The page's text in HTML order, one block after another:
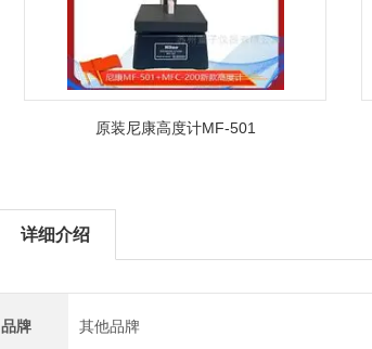
原装尼康高度计MF-501
详细介绍
品牌 其他品牌